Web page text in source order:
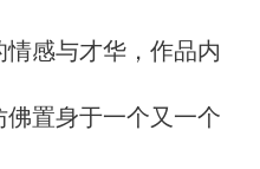
感与才华，作品内
置身于一个又一个